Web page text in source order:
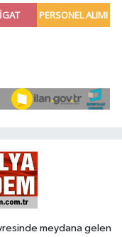
meydana gelen